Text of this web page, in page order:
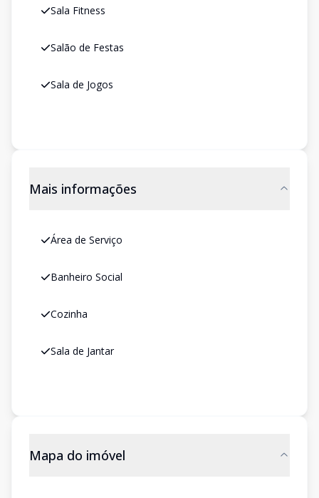
Sala Fitness
Salão de Festas
Sala de Jogos
Mais informações
Área de Serviço
Banheiro Social
Cozinha
Sala de Jantar
Mapa do imóvel